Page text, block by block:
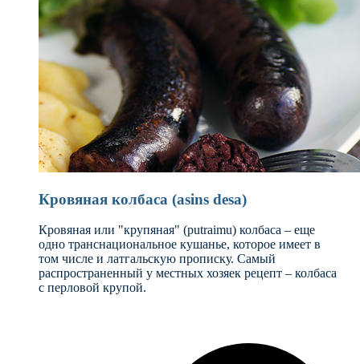
Кровяная колбаса (asins desa)
Кровяная или "крупяная" (putraimu) колбаса – еще
одно транснациональное кушанье, которое имеет в
том числе и латгальскую прописку. Самый
распространенный у местных хозяек рецепт – колбаса
с перловой крупой.